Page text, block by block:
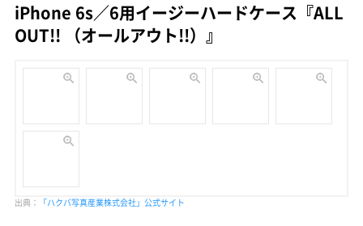
iPhone 6s／6用イージーハードケース『ALL
OUT!! （オールアウト!!）』
出典： 「ハクバ写真産業株式会社」公式サイト